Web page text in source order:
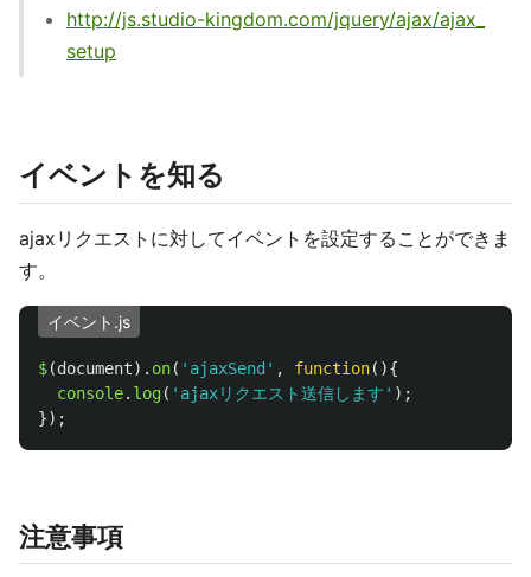
http://js.studio-kingdom.com/jquery/ajax/ajax_
setup
イベントを知る
ajaxリクエストに対してイベントを設定することができま
す。
イベント.js
$(document). on( ' ajaxSend ' , function(){
console. log( ' ajaxリクエスト送信します ' );
});
注意事項